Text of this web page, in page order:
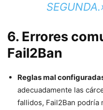
6. Errores
Fail2Ban
Reglas mal
adecuadamente las
fallidos, Fail2Ban